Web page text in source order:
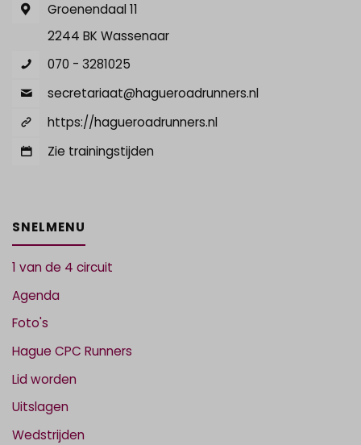
Groenendaal 11
2244 BK Wassenaar
070 - 3281025
secretariaat@hagueroadrunners.nl
https://hagueroadrunners.nl
Zie trainingstijden
SNELMENU
1 van de 4 circuit
Agenda
Foto's
Hague CPC Runners
Lid worden
Uitslagen
Wedstrijden